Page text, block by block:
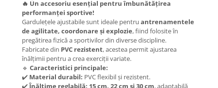
🔥 Un accesoriu esențial pentru îmbunătățirea
performanței sportive!
Gardulețele ajustabile sunt ideale pentru antrenamentele
de agilitate, coordonare și explozie, fiind folosite în
pregătirea fizică a sportivilor din diverse discipline.
Fabricate din PVC rezistent, acestea permit ajustarea
înălțimii pentru a crea exerciții variate.
🔹 Caracteristici principale:
✔️ Material durabil: PVC flexibil și rezistent.
✔️Înălțime reglabilă: 15 cm, 22 cm și 30 cm, adaptabilă